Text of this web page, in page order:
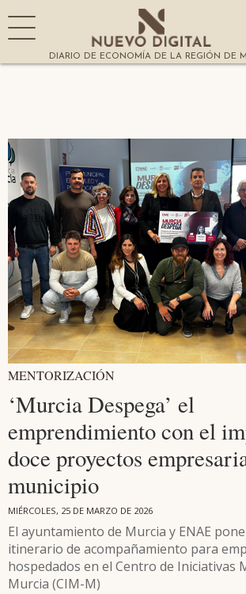
DIARIO DE ECONOMÍA DE LA REGIÓN DE
MENTORIZACIÓN
‘Murcia Despega’ el
emprendimiento con el
doce proyectos
municipio
MIÉRCOLES, 25 DE MARZO DE 2026
El ayuntamiento de Murcia y ENAE
itinerario de acompañamiento para
hospedados en el Centro de Iniciativas
Murcia (CIM-M)